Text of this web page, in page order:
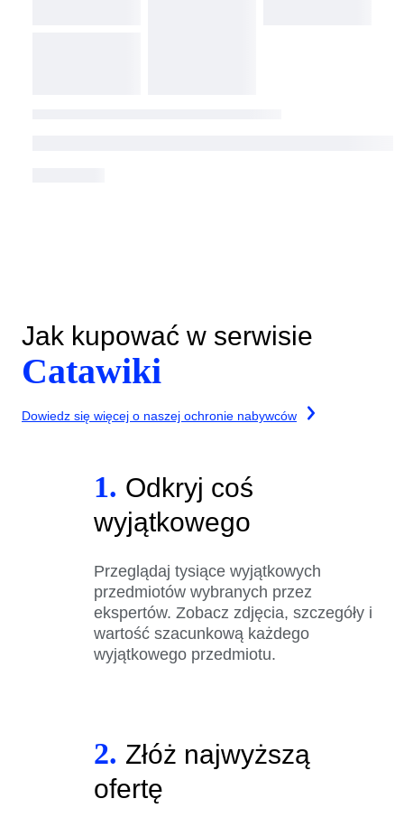
Jak kupować w serwisie
Catawiki
Dowiedz się więcej o naszej ochronie nabywców
1. Odkryj coś
wyjątkowego
Przeglądaj tysiące wyjątkowych
przedmiotów wybranych przez
ekspertów. Zobacz zdjęcia, szczegóły i
wartość szacunkową każdego
wyjątkowego przedmiotu.
2. Złóż najwyższą
ofertę